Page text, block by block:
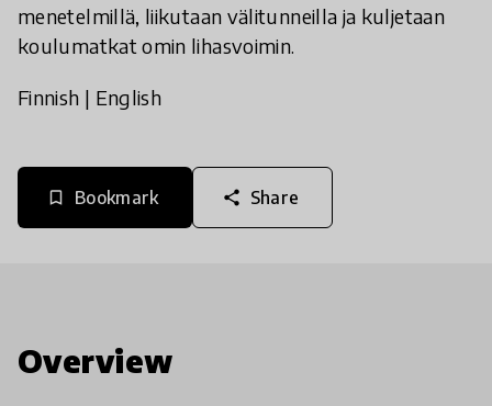
menetelmillä, liikutaan välitunneilla ja kuljetaan
koulumatkat omin lihasvoimin.
Finnish | English
bookmark_border Bookmark share Share
Overview